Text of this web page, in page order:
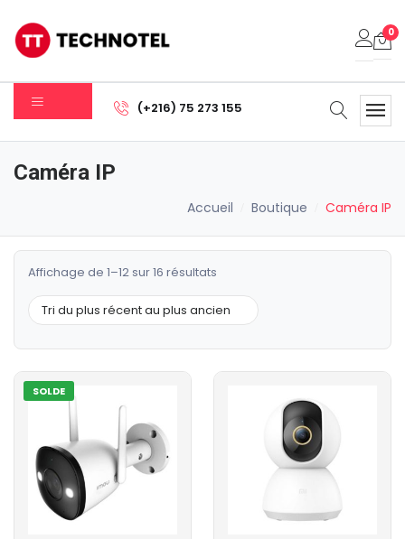
0
Votre panier est vide.
Sous-total: 0.000DT
(+216) 75 273 155
Caméra IP
Accueil Boutique Caméra IP
Affichage de 1–12 sur 16 résultats
du
plus
SOLDE